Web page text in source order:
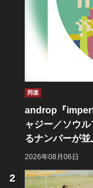
邦楽
androp『
ャジー／ソウ
るナンバーが並
2026年08月06日